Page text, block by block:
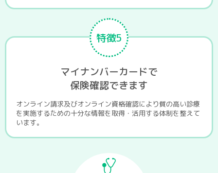
特徴5
マイナンバーカードで
保険確認できます
オンライン請求及びオンライン資格確認により質の高い診療
を実施するための十分な情報を取得・活用する体制を整えて
います。